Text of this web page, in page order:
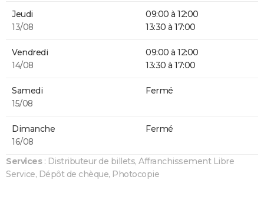
Jeudi
13/08
09:00 à 12:00
13:30 à 17:00
Vendredi
14/08
09:00 à 12:00
13:30 à 17:00
Samedi
15/08
Fermé
Dimanche
16/08
Fermé
Services: Distributeur de billets, Affranchissement Libre
Service, Dépôt de chèque, Photocopie